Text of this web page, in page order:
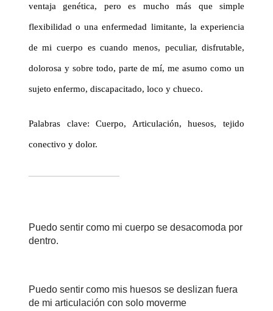
ventaja genética, pero es mucho más que simple
flexibilidad o una enfermedad limitante, la experiencia
de mi cuerpo es cuando menos, peculiar, disfrutable,
dolorosa y sobre todo, parte de mí, me asumo como un
sujeto enfermo, discapacitado, loco y chueco.
Palabras clave: Cuerpo, Articulación, huesos, tejido
conectivo y dolor.
Puedo sentir como mi cuerpo se desacomoda por
dentro.
Puedo sentir como mis huesos se deslizan fuera
de mi articulación con solo moverme